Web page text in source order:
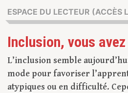
ESPACE DU LECTEUR (ACCÈS
Inclusion, vous
L’inclusion semble
mode pour favoriser
atypiques ou en difficulté.